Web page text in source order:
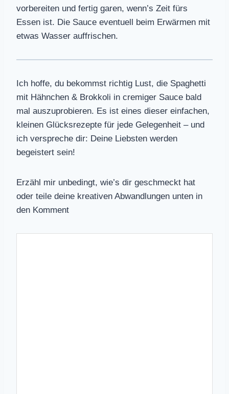
vorbereiten und fertig garen, wenn’s Zeit fürs
Essen ist. Die Sauce eventuell beim Erwärmen mit
etwas Wasser auffrischen.
Ich hoffe, du bekommst richtig Lust, die Spaghetti
mit Hähnchen & Brokkoli in cremiger Sauce bald
mal auszuprobieren. Es ist eines dieser einfachen,
kleinen Glücksrezepte für jede Gelegenheit – und
ich verspreche dir: Deine Liebsten werden
begeistert sein!
Erzähl mir unbedingt, wie’s dir geschmeckt hat
oder teile deine kreativen Abwandlungen unten in
den Komment